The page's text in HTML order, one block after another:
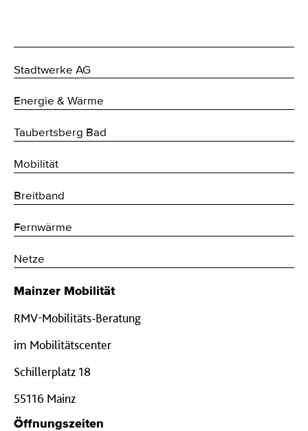
Stadtwerke AG
Energie & Wärme
Taubertsberg Bad
Mobilität
Breitband
Fernwärme
Netze
Mainzer Mobilität
RMV-Mobilitäts-Beratung
im Mobilitätscenter
Schillerplatz 18
55116 Mainz
Öffnungszeiten